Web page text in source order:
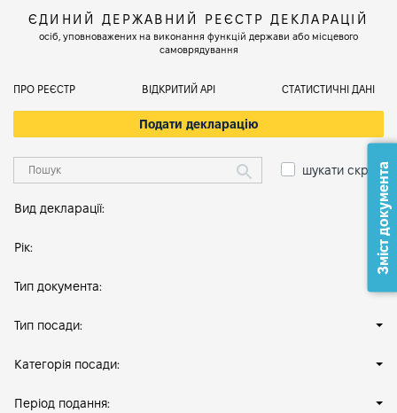
ЄДИНИЙ ДЕРЖАВНИЙ РЕЄСТР ДЕКЛАРАЦІЙ
осіб, уповноважених на виконання функцій держави або місцевого
самоврядування
ПРО РЕЄСТР ВІДКРИТИЙ АРІ СТАТИСТИЧНІ ДАНІ
Подати декларацію
шукати скрізь
Вид декларації:
Рік:
Тип документа:
Тип посади:
Категорія посади:
Період подання:
Зміст документа